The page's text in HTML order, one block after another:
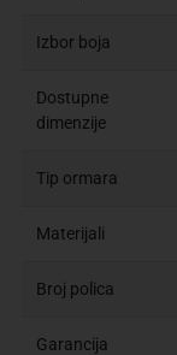
Izbor boja
Dostupne
dimenzije
Tip ormara
Materijali
Broj polica
Garancija